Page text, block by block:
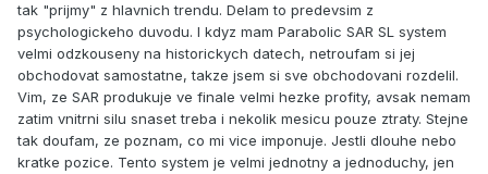
tak "prijmy" z hlavnich trendu. Delam to predevsim z
psychologickeho duvodu. I kdyz mam Parabolic SAR SL system
velmi odzkouseny na historickych datech, netroufam si jej
obchodovat samostatne, takze jsem si sve obchodovani rozdelil.
Vim, ze SAR produkuje ve finale velmi hezke profity, avsak nemam
zatim vnitrni silu snaset treba i nekolik mesicu pouze ztraty. Stejne
tak doufam, ze poznam, co mi vice imponuje. Jestli dlouhe nebo
kratke pozice. Tento system je velmi jednotny a jednoduchy, jen